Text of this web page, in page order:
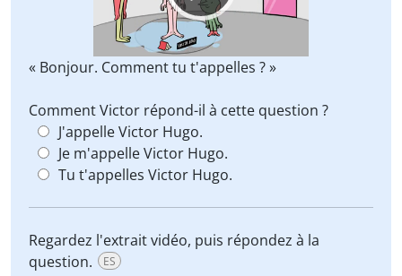
« Bonjour. Comment tu t'appelles ? »
Comment Victor répond-il à cette question ?
J'appelle Victor Hugo.
Je m'appelle Victor Hugo.
Tu t'appelles Victor Hugo.
Regardez l'extrait vidéo, puis répondez à la
question.
ES